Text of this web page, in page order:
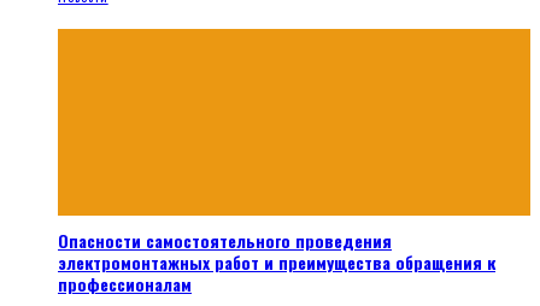
Опасности самостоятельного проведения
электромонтажных работ и преимущества обращения к
профессионалам